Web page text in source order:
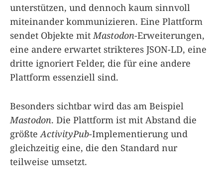
unterstützen, und dennoch kaum sinnvoll
miteinander kommunizieren. Eine Plattform
sendet Objekte mit Mastodon-Erweiterungen,
eine andere erwartet strikteres JSON-LD, eine
dritte ignoriert Felder, die für eine andere
Plattform essenziell sind.
Besonders sichtbar wird das am Beispiel
Mastodon. Die Plattform ist mit Abstand die
größte ActivityPub-Implementierung und
gleichzeitig eine, die den Standard nur
teilweise umsetzt.